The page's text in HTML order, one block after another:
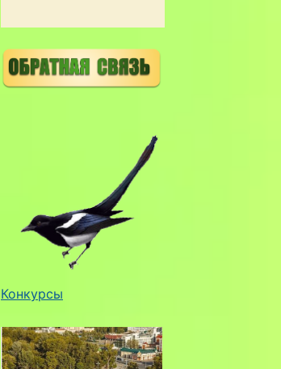
Конкурсы